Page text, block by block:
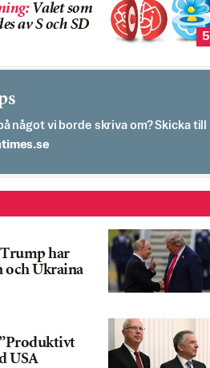
: Valet som
av S och SD
5
något vi borde skriva om? Skicka till
har
och Ukraina
USA